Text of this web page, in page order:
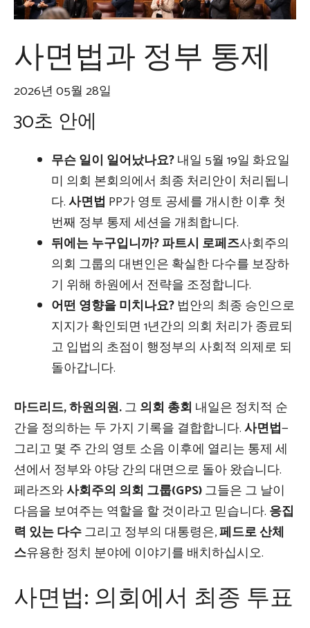
사면법과 정부 통제
2026년 05월 28일
30초 안에
무슨 일이 일어났나요?내일 5월 19일 화요일
미 의회 본회의에서 최종 처리안이 처리됩니
다.사면법 PP가 영토 공세를 개시한 이후 첫
번째 정부 통제 세션을 개최합니다.
뒤에는 누구입니까?파트시 로페즈사회주의
의회 그룹의 대변인은 확실한 다수를 보장하
기 위해 하원에서 전략을 조정합니다.
어떤 영향을 미치나요? 법안의 최종 승인으로
지지가 확인되면 1년간의 의회 처리가 종료되
고 입법의 초점이 행정부의 사회적 의제로 되
돌아갑니다.
마드리드, 하원의원.그 의회 총회 내일은 정치적 순
간을 정의하는 두 가지 기록을 결합합니다.사면법—
그리고 몇 주 간의 영토 소음 이후에 열리는 통제 세
션에서 정부와 야당 간의 대면으로 돌아 왔습니다.
페라즈와사회주의 의회 그룹(GPS)그들은 그 날이
다음을 보여주는 역할을 할 것이라고 믿습니다. 응집
력 있는 다수그리고 정부의 대통령은,페드로 산체
스유용한 정치 분야에 이야기를 배치하십시오.
사면법: 의회에서 최종 투표